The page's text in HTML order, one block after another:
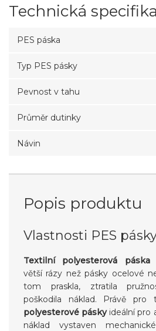
Technická
PES páska
Typ PES pásky
Pevnost v tahu
Průměr dutinky
Návin
Popis produktu
Vlastnosti PES
Textilní polyesterová páska
větší rázy než pásky ocelové
tom praskla, ztratila
poškodila náklad. Právě pro
polyesterové páskyideální pro
náklad vystaven